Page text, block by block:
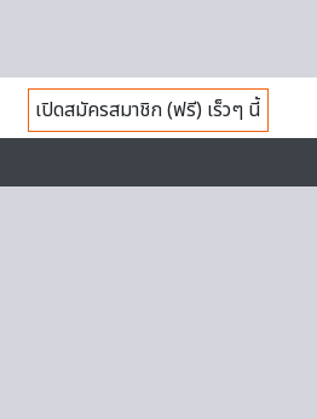
เปิดสมัครสมาชิก (ฟรี) เร็วๆ นี้